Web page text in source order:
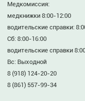
Медкомиссия:
медкнижки 8:00-12:00
водительские справки:
Сб: 8:00-16:00
водительские справки
Вс: Выходной
8 (918) 124-20-20
8 (861) 557-99-34